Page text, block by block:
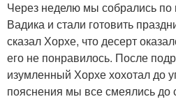
Через неделю мы собрались
Вадика и стали готовить
сказал Хорхе, что десерт
его не понравилось. После
изумленный Хорхе хохотал до
пояснения мы все смеялись до